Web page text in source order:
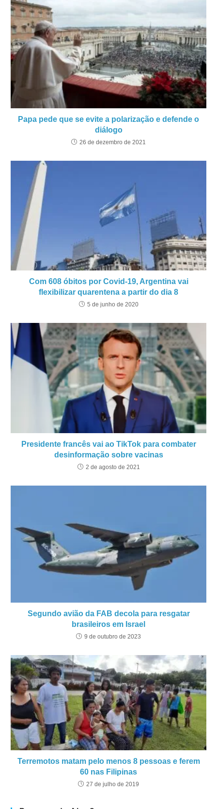
Papa pede que se evite a polarização e defende o
diálogo
26 de dezembro de 2021
Com 608 óbitos por Covid-19, Argentina vai
flexibilizar quarentena a partir do dia 8
5 de junho de 2020
Presidente francês vai ao TikTok para combater
desinformação sobre vacinas
2 de agosto de 2021
Segundo avião da FAB decola para resgatar
brasileiros em Israel
9 de outubro de 2023
Terremotos matam pelo menos 8 pessoas e ferem
60 nas Filipinas
27 de julho de 2019